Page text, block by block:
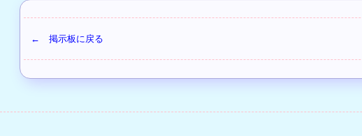
← 掲示板に戻る